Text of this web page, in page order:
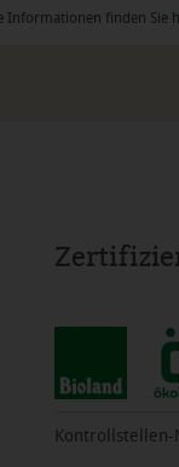
Informationen finden Sie
Kontrollstellen-